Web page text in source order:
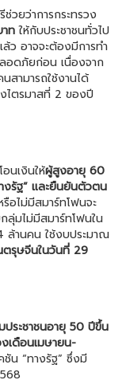
ยว่าการกระทรวง
ทให้กับประชาชนทั่วไป
ว อาจจะต้องมีการทำ
อดภัยก่อน เนื่องจาก
สามารถใช้งานได้
งไตรมาสที่ 2 ของปี
นเงินให้ผู้สูงอายุ 60
งรัฐ” และยืนยันตัวตน
อไม่มีสมาร์ทโฟนจะ
ลุ่มไม่มีสมาร์ทโฟนใน
านคน ใช้งบประมาณ
ตรุษจีนในวันที่ 29
ประชาชนอายุ 50 ปีขึ้น
งเดือนเมษายน-
ชัน “ทางรัฐ” ซึ่งมี